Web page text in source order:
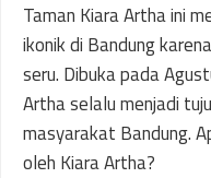
Taman Kiara Artha ini
ikonik di Bandung
seru. Dibuka pada
Artha selalu menjadi
masyarakat Bandung.
oleh Kiara Artha?